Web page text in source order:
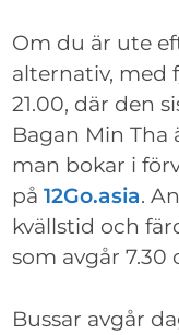
Om du är ute
alternativ, med
21.00, där den
Bagan Min
man bokar i
på 12Go.asia.
kvällstid och
som avgår 7.30
Bussar avgår